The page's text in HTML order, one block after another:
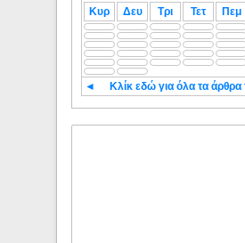
Κυρ Δευ Τρι Τετ Πεμ
◄ Κλίκ εδώ για όλα τα